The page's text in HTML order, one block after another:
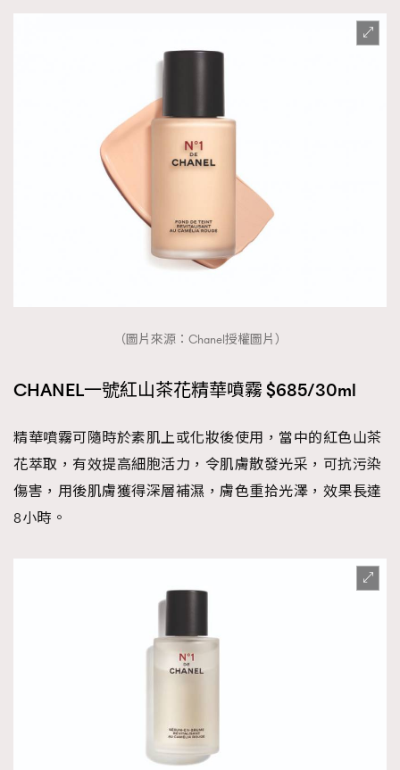
（圖片來源：Chanel授權圖片）
CHANEL一號紅山茶花精華噴霧 $685/30ml
精華噴霧可隨時於素肌上或化妝後使用，當中的紅色山茶
花萃取，有效提高細胞活力，令肌膚散發光采，可抗污染
傷害，用後肌膚獲得深層補濕，膚色重拾光澤，效果長達
8小時。